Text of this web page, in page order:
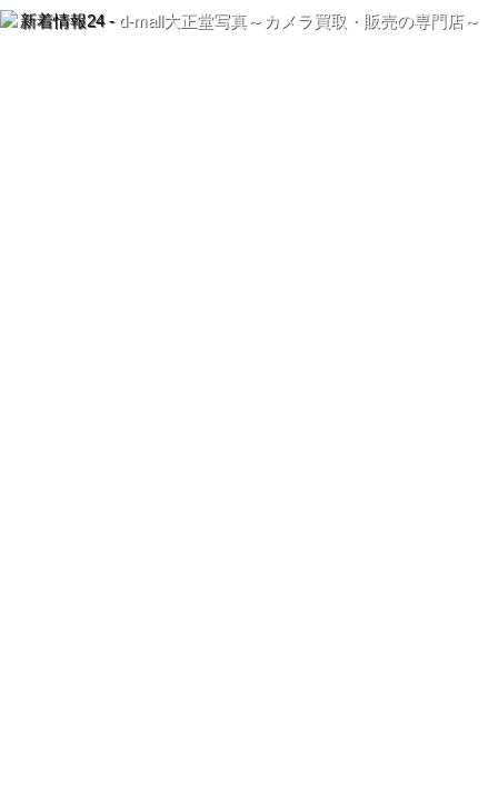
新着情報24 - d-mall大正堂写真～カメラ買取・販売の専門店～